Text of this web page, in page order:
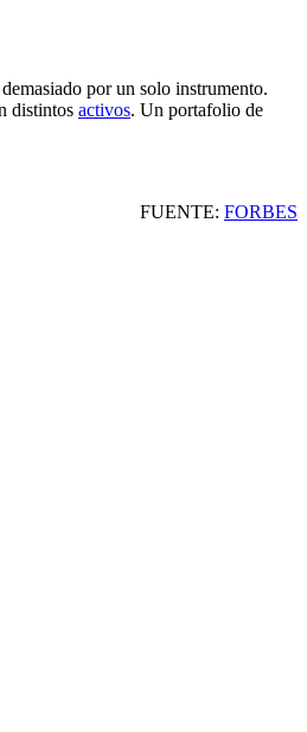
por un solo instrumento.
distintos activos. Un portafolio de
FUENTE: FORBES